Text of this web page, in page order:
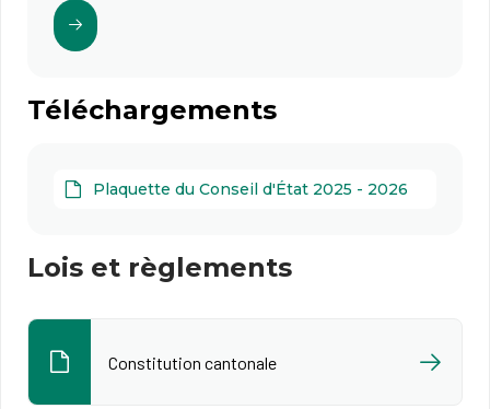
Téléchargements
Plaquette du Conseil d'État 2025 - 2026
Lois et règlements
Constitution cantonale